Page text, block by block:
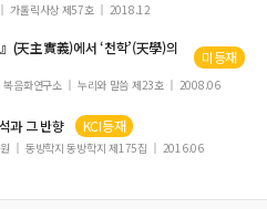
가톨릭사상 제57호 2018.12
』(天主實義)에서 ‘천학’(天學)의
미등재
복음화연구소 누리와 말씀 제23호 2008.06
과 그 반향 KCI등재
동방학지 동방학지 제175집 2016.06